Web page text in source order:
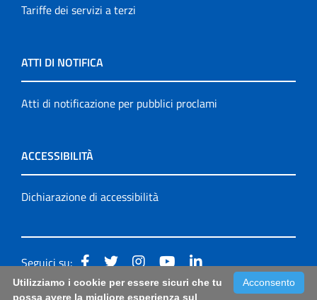
Tariffe dei servizi a terzi
ATTI DI NOTIFICA
Atti di notificazione per pubblici proclami
ACCESSIBILITÀ
Dichiarazione di accessibilità
Seguici su:
Accessibilità: form di segnalazione di prima istanza per
Acconsento
Utilizziamo i cookie per essere sicuri che tu
possa avere la migliore esperienza sul